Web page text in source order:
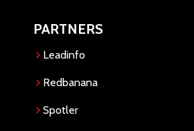
PARTNERS
Leadinfo
Redbanana
Spotler